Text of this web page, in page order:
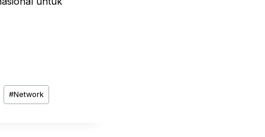
#Network